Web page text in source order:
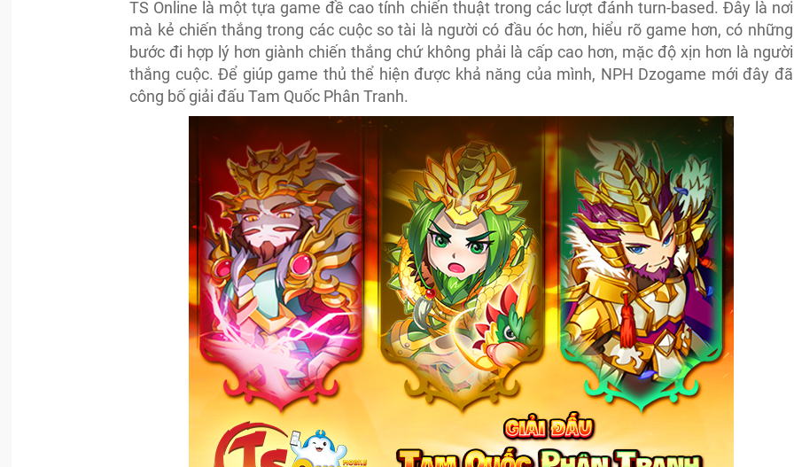
TS Online là một tựa game đề cao tính chiến thuật trong các lượt đánh turn-based. Đây là nơi
mà kẻ chiến thắng trong các cuộc so tài là người có đầu óc hơn, hiểu rõ game hơn, có những
bước đi hợp lý hơn giành chiến thắng chứ không phải là cấp cao hơn, mặc độ xịn hơn là người
thắng cuộc. Để giúp game thủ thể hiện được khả năng của mình, NPH Dzogame mới đây đã
công bố giải đấu Tam Quốc Phân Tranh.